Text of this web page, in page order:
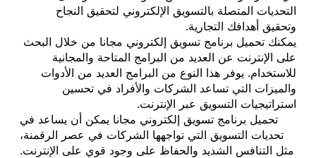
التحديات المتصلة بالتسويق الإلكتروني لتحقيق النجاح
وتحقيق أهدافك التجارية.
يمكنك تحميل برنامج تسويق إلكتروني مجانا من خلال البحث
على الإنترنت عن العديد من البرامج المتاحة والمجانية
للاستخدام. يوفر هذا النوع من البرامج العديد من الأدوات
والميزات التي تساعد الشركات والأفراد في تحسين
استراتيجيات التسويق عبر الإنترنت.
تحميل برنامج تسويق إلكتروني مجانا يمكن أن يساعد في
تحديات التسويق التي تواجهها الشركات في عصر الرقمنة،
مثل التنافس الشديد والحفاظ على وجود قوي على الإنترنت.